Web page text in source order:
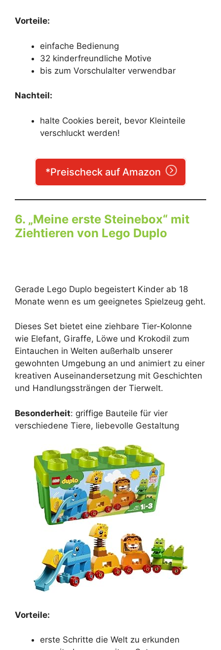
Vorteile:
einfache Bedienung
32 kinderfreundliche Motive
bis zum Vorschulalter verwendbar
Nachteil:
halte Cookies bereit, bevor Kleinteile
verschluckt werden!
*Preischeck auf Amazon
6. „Meine erste Steinebox“ mit
Ziehtieren von Lego Duplo
Gerade Lego Duplo begeistert Kinder ab 18
Monate wenn es um geeignetes Spielzeug geht.
Dieses Set bietet eine ziehbare Tier-Kolonne
wie Elefant, Giraffe, Löwe und Krokodil zum
Eintauchen in Welten außerhalb unserer
gewohnten Umgebung an und animiert zu einer
kreativen Auseinandersetzung mit Geschichten
und Handlungssträngen der Tierwelt.
Besonderheit: griffige Bauteile für vier
verschiedene Tiere, liebevolle Gestaltung
Vorteile:
erste Schritte die Welt zu erkunden